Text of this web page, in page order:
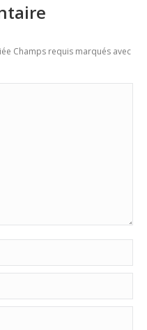
Champs requis marqués avec